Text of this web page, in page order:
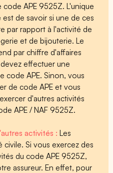
APE 9525Z. L'unique
de savoir si une de ces
par rapport à l'activité de
et de bijouterie. Le
par chiffre d'affaires
effectuer une
code APE. Sinon, vous
de code APE et vous
d'autres activités
APE / NAF 9525Z.
activités :Les
civile. Si vous exercez des
du code APE 9525Z,
assureur. En effet, pour